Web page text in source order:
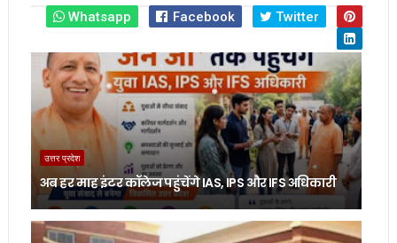
Whatsapp
Facebook Twitter
उत्तर प्रदेश
अब हर माह इंटर कॉलेज पहुंचेंगे IAS, IPS और IFS अधिकारी